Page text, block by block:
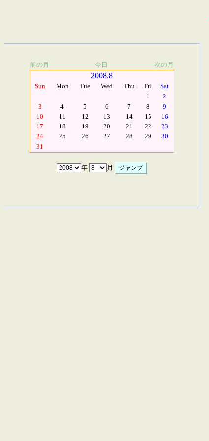
前の月 今日 次の月
2008.8
Sun Mon Tue Wed Thu Fri
Sat
1
2
3
4 5 6 7 8
9
10
11 12 13 14 15
16
17
18 19 20 21 22
23
24
25 26 27 28 29
30
31
年 月